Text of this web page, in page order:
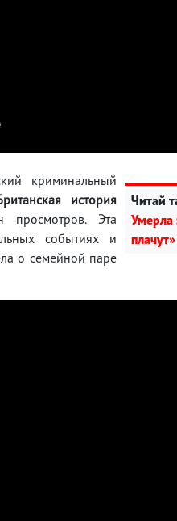
Читай
Умерла
криминальный
история
Эта
событиях и
о семейной паре